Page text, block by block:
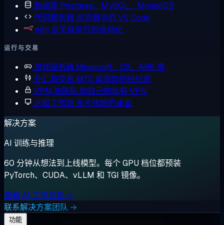
数据库 Postgres、MySQL、MongoDB
代码服务器 浏览器中的 VS Code
n8n 全天候运行的自动化
运行与交易
游戏服务器 Minecraft、CS、ARK 等
外汇与交易 MT5 紧邻你的经纪商
VPN 与隐私 你自己的私有 VPN
远程工作站 永不休眠的桌面
解决方案
AI 训练与推理
60 分钟从想法到上线模型。每个 GPU 档位都预装
PyTorch、CUDA、vLLM 和 TGI 镜像。
查看 AI 工作负载 →
联系解决方案团队 →